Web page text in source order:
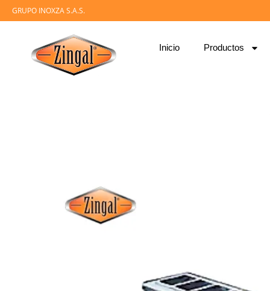
GRUPO INOXZA S.A.S.
Inicio Productos